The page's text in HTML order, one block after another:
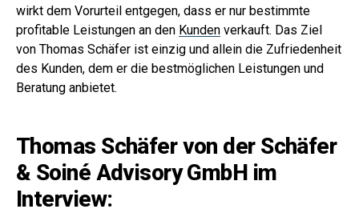
wirkt dem Vorurteil entgegen, dass er nur bestimmte
profitable Leistungen an den Kunden verkauft. Das Ziel
von Thomas Schäfer ist einzig und allein die Zufriedenheit
des Kunden, dem er die bestmöglichen Leistungen und
Beratung anbietet.
Thomas Schäfer von der Schäfer
& Soiné Advisory GmbH im
Interview: